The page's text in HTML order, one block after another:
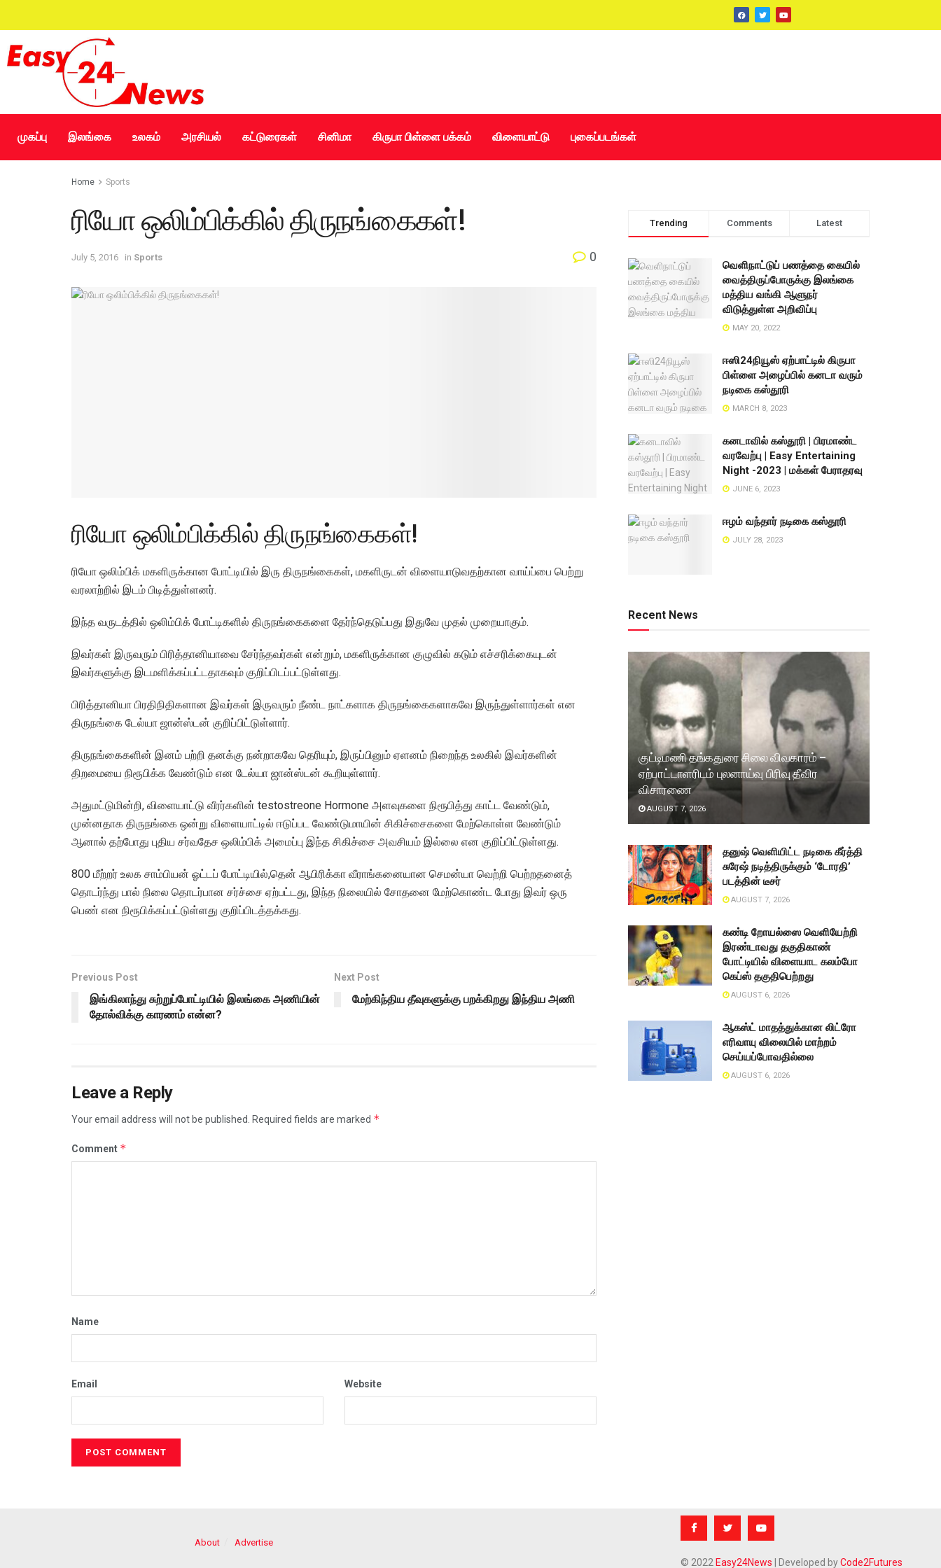
முகப்பு இலங்கை உலகம் அரசியல் கட்டுரைகள் சினிமா கிருபா பிள்ளை பக்கம் விளையாட்டு புகைப்படங்கள்
Home Sports
ரியோ ஒலிம்பிக்கில் திருநங்கைகள்!
July 5, 2016 in Sports 0
ரியோ ஒலிம்பிக்கில் திருநங்கைகள்!
ரியோ ஒலிம்பிக் மகளிருக்கான போட்டியில் இரு திருநங்கைகள், மகளிருடன் விளையாடுவதற்கான வாய்ப்பை பெற்று
வரலாற்றில் இடம் பிடித்துள்ளனர்.
இந்த வருடத்தில் ஒலிம்பிக் போட்டிகளில் திருநங்கைகளை தேர்ந்தெடுப்பது இதுவே முதல் முறையாகும்.
இவர்கள் இருவரும் பிரித்தானியாவை சேர்ந்தவர்கள் என்றும், மகளிருக்கான குழுவில் கடும் எச்சரிக்கையுடன்
இவர்களுக்கு இடமளிக்கப்பட்டதாகவும் குறிப்பிடப்பட்டுள்ளது.
பிரித்தானியா பிரதிநிதிகளான இவர்கள் இருவரும் நீண்ட நாட்களாக திருநங்கைகளாகவே இருந்துள்ளார்கள் என
திருநங்கை டேல்யா ஜான்ஸ்டன் குறிப்பிட்டுள்ளார்.
திருநங்கைகளின் இனம் பற்றி தனக்கு நன்றாகவே தெரியும், இருப்பினும் ஏளனம் நிறைந்த உலகில் இவர்களின்
திறமையை நிரூபிக்க வேண்டும் என டேல்யா ஜான்ஸ்டன் கூறியுள்ளார்.
அதுமட்டுமின்றி, விளையாட்டு வீரர்களின் testostreone Hormone அளவுகளை நிரூபித்து காட்ட வேண்டும்,
முன்னதாக திருநங்கை ஒன்று விளையாட்டில் ஈடுப்பட வேண்டுமாயின் சிகிச்சைகளை மேற்கொள்ள வேண்டும்
ஆனால் தற்போது புதிய சர்வதேச ஒலிம்பிக் அமைப்பு இந்த சிகிச்சை அவசியம் இல்லை என குறிப்பிட்டுள்ளது.
800 மீற்றர் உலக சாம்பியன் ஓட்டப் போட்டியில்,தென் ஆபிரிக்கா வீராங்கனையான செமன்யா வெற்றி பெற்றதனைத்
தொடர்ந்து பால் நிலை தொடர்பான சர்ச்சை ஏற்பட்டது, இந்த நிலையில் சோதனை மேற்கொண்ட போது இவர் ஒரு
பெண் என நிரூபிக்கப்பட்டுள்ளது குறிப்பிடத்தக்கது.
Previous Post
இங்கிலாந்து சுற்றுப்போட்டியில் இலங்கை அணியின்
தோல்விக்கு காரணம் என்ன?
Next Post
மேற்கிந்திய தீவுகளுக்கு பறக்கிறது இந்திய அணி
Leave a Reply
Your email address will not be published. Required fields are marked *
Comment *
Name
Email Website
Trending Comments Latest
வெளிநாட்டுப் பணத்தை கையில்
வைத்திருப்போருக்கு இலங்கை
மத்திய வங்கி ஆளுநர்
விடுத்துள்ள அறிவிப்பு
MAY 20, 2022
ஈஸி24நியூஸ் ஏற்பாட்டில் கிருபா
பிள்ளை அழைப்பில் கனடா வரும்
நடிகை கஸ்தூரி
MARCH 8, 2023
கனடாவில் கஸ்தூரி | பிரமாண்ட
வரவேற்பு | Easy Entertaining
Night -2023 | மக்கள் பேராதரவு
JUNE 6, 2023
ஈழம் வந்தார் நடிகை கஸ்தூரி
JULY 28, 2023
Recent News
குட்டிமணி தங்கதுரை சிலை விவகாரம் –
ஏற்பாட்டாளரிடம் புலனாய்வு பிரிவு தீவிர
விசாரணை
AUGUST 7, 2026
தனுஷ் வெளியிட்ட நடிகை கீர்த்தி
சுரேஷ் நடித்திருக்கும் ‘டோரதி’
படத்தின் டீசர்
AUGUST 7, 2026
கண்டி றோயல்ஸை வெளியேற்றி
இரண்டாவது தகுதிகாண்
போட்டியில் விளையாட கலம்போ
கெப்ஸ் தகுதிபெற்றது
AUGUST 6, 2026
ஆகஸ்ட் மாதத்துக்கான லிட்ரோ
எரிவாயு விலையில் மாற்றம்
செய்யப்போவதில்லை
AUGUST 6, 2026
About Advertise
© 2022Easy24News | Developed byCode2Futures